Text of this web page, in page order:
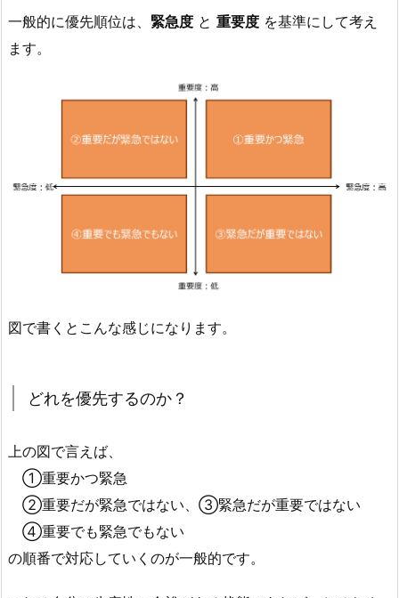
一般的に優先順位は、 緊急度 と 重要度 を基準にして考え
ます。
図で書くとこんな感じになります。
どれを優先するのか？
上の図で言えば、
①重要かつ緊急
②重要だが緊急ではない、③緊急だが重要ではない
④重要でも緊急でもない
の順番で対応していくのが一般的です。